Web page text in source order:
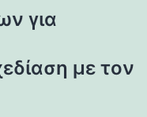
για
με τον